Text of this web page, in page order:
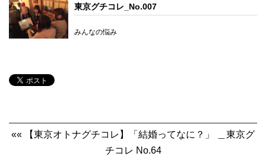
東京グチコレ_No.007
みんなの悩み
«« 【東京オトナグチコレ】「結婚ってなに？」 ＿東京グ
チコレ No.64